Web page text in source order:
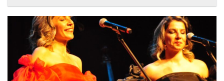
hayata geçirdiği örnek çalışma ile hem eğitim camiasının hem de
toplumun dikkatini çekiyor. “Hayatta yaşattığın mutluluk en güzel
hediyedir” anlayışıyla yola çıkan Bozkurt,...